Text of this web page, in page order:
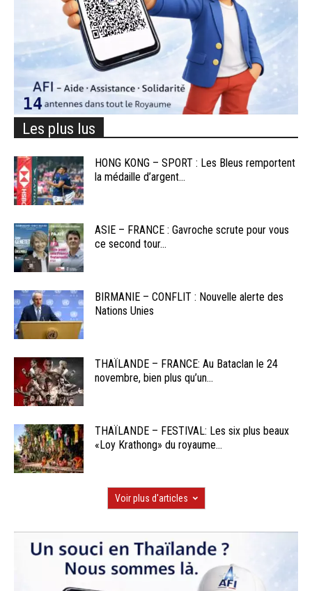
Les plus lus
HONG KONG – SPORT : Les Bleus remportent
la médaille d’argent...
ASIE – FRANCE : Gavroche scrute pour vous
ce second tour...
BIRMANIE – CONFLIT : Nouvelle alerte des
Nations Unies
THAÏLANDE – FRANCE: Au Bataclan le 24
novembre, bien plus qu’un...
THAÏLANDE – FESTIVAL: Les six plus beaux
«Loy Krathong» du royaume...
Voir plus d'articles